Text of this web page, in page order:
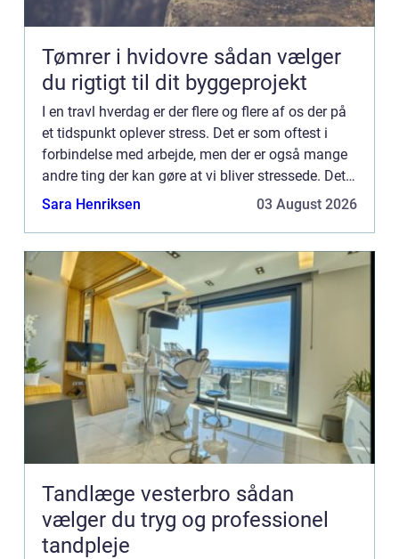
Tømrer i hvidovre sådan vælger
du rigtigt til dit byggeprojekt
I en travl hverdag er der flere og flere af os der på
et tidspunkt oplever stress. Det er som oftest i
forbindelse med arbejde, men der er også mange
andre ting der kan gøre at vi bliver stressede. Det
er en god idé at kende...
Sara Henriksen 03 August 2026
Tandlæge vesterbro sådan
vælger du tryg og professionel
tandpleje